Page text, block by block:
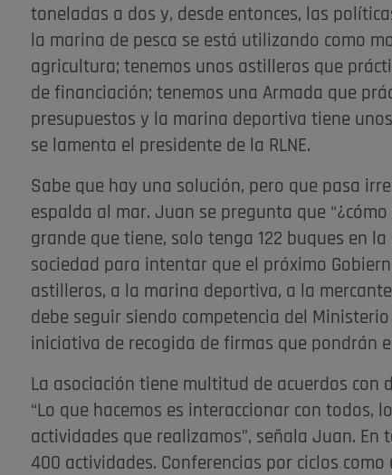
toneladas a dos y, desde entonces, las
la marina de pesca se está utilizando como
agricultura; tenemos unos astilleros que
de financiación; tenemos una Armada que
presupuestos y la marina deportiva tiene
se lamenta el presidente de la RLNE.
Sabe que hay una solución, pero que pasa
espalda al mar. Juan se pregunta que
grande que tiene, solo tenga 122 buques en
sociedad para intentar que el próximo
astilleros, a la marina deportiva, a la
debe seguir siendo competencia del
iniciativa de recogida de firmas que pondrán
La asociación tiene multitud de acuerdos
“Lo que hacemos es interaccionar con todos,
actividades que realizamos”, señala Juan.
400 actividades. Conferencias por ciclos